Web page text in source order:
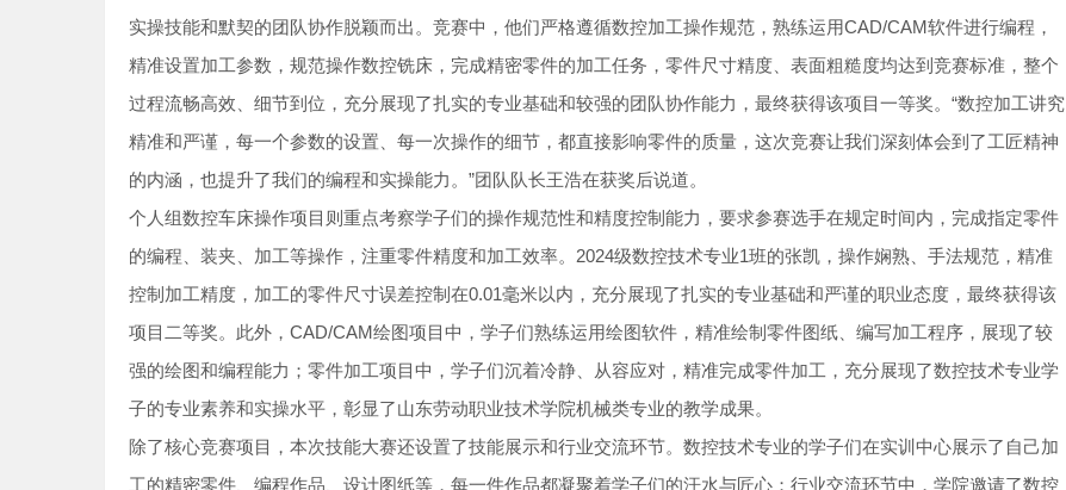
实操技能和默契的团队协作脱颖而出。竞赛中，他们严格遵循数控加工操作规范，熟练运用CAD/CAM软件进行编程，
精准设置加工参数，规范操作数控铣床，完成精密零件的加工任务，零件尺寸精度、表面粗糙度均达到竞赛标准，整个
过程流畅高效、细节到位，充分展现了扎实的专业基础和较强的团队协作能力，最终获得该项目一等奖。“数控加工讲究
精准和严谨，每一个参数的设置、每一次操作的细节，都直接影响零件的质量，这次竞赛让我们深刻体会到了工匠精神
的内涵，也提升了我们的编程和实操能力。”团队队长王浩在获奖后说道。
个人组数控车床操作项目则重点考察学子们的操作规范性和精度控制能力，要求参赛选手在规定时间内，完成指定零件
的编程、装夹、加工等操作，注重零件精度和加工效率。2024级数控技术专业1班的张凯，操作娴熟、手法规范，精准
控制加工精度，加工的零件尺寸误差控制在0.01毫米以内，充分展现了扎实的专业基础和严谨的职业态度，最终获得该
项目二等奖。此外，CAD/CAM绘图项目中，学子们熟练运用绘图软件，精准绘制零件图纸、编写加工程序，展现了较
强的绘图和编程能力；零件加工项目中，学子们沉着冷静、从容应对，精准完成零件加工，充分展现了数控技术专业学
子的专业素养和实操水平，彰显了山东劳动职业技术学院机械类专业的教学成果。
除了核心竞赛项目，本次技能大赛还设置了技能展示和行业交流环节。数控技术专业的学子们在实训中心展示了自己加
工的精密零件、编程作品、设计图纸等，每一件作品都凝聚着学子们的汗水与匠心；行业交流环节中，学院邀请了数控